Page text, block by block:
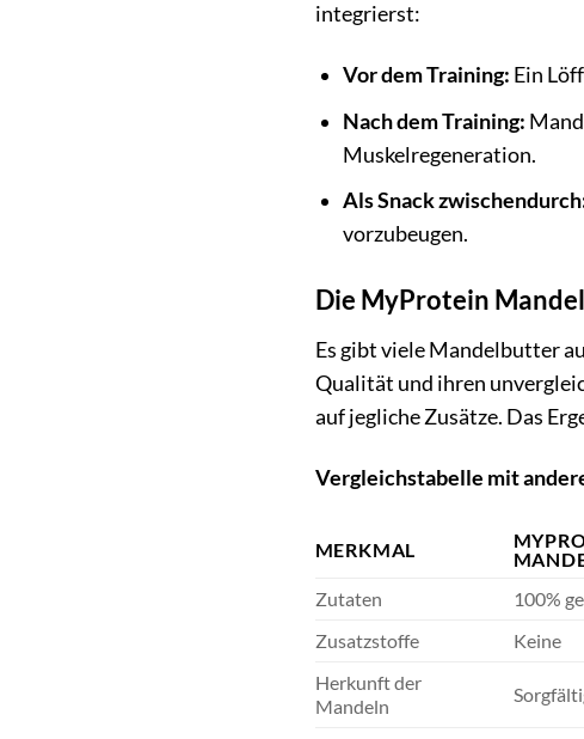
integrierst:
Vor dem Training: Ein
Nach dem Training:
Muskelregeneration.
Als Snack
vorzubeugen.
Die MyProtein
Es gibt viele Mandelbutter
Qualität und ihren
auf jegliche Zusätze. Das
Vergleichstabelle mit
MERKMAL
Zutaten
100%
Zusatzstoffe
Keine
Herkunft der
Mandeln